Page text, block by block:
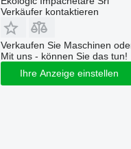
Verkäufer kontaktieren
Verkaufen Sie Maschinen
Mit uns - können Sie das tun!
Ihre Anzeige einstellen